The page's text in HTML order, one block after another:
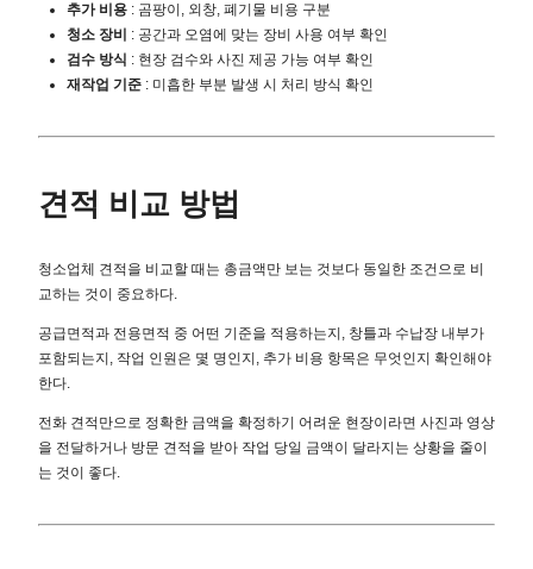
추가 비용 : 곰팡이, 외창, 폐기물 비용 구분
청소 장비
: 공간과 오염에 맞는 장비 사용 여부 확인
검수 방식 : 현장 검수와 사진 제공 가능 여부 확인
재작업 기준 : 미흡한 부분 발생 시 처리 방식 확인
견적 비교 방법
청소업체 견적을 비교할 때는 총금액만 보는 것보다 동일한 조건으로 비
교하는 것이 중요하다.
공급면적과 전용면적 중 어떤 기준을 적용하는지, 창틀과 수납장 내부가
포함되는지, 작업 인원은 몇 명인지, 추가 비용 항목은 무엇인지 확인해야
한다.
전화 견적만으로 정확한 금액을 확정하기 어려운 현장이라면 사진과 영상
을 전달하거나 방문 견적을 받아 작업 당일 금액이 달라지는 상황을 줄이
는 것이 좋다.